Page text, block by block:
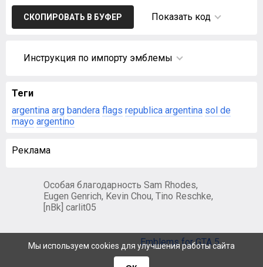
Мы используем cookies для улучшения работы сайта
СКОПИРОВАТЬ В БУФЕР Показать код
Инструкция по импорту эмблемы
Теги
argentina arg bandera flags republica argentina sol de
mayo argentino
Реклама
Особая благодарность Sam Rhodes,
Eugen Genrich, Kevin Chou, Tino Reschke,
[nBk] carlit05
Emblems for GTA 5